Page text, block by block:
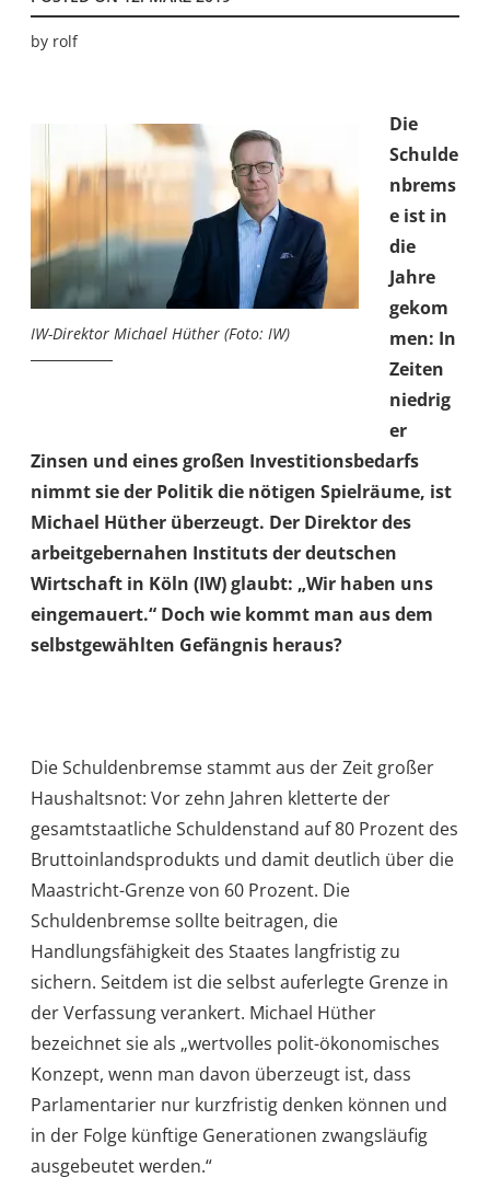
by rolf
IW-Direktor Michael Hüther (Foto: IW)
Die
Schulde
nbrems
e ist in
die
Jahre
gekom
men: In
Zeiten
niedrig
er
Zinsen und eines großen Investitionsbedarfs
nimmt sie der Politik die nötigen Spielräume, ist
Michael Hüther überzeugt. Der Direktor des
arbeitgebernahen Instituts der deutschen
Wirtschaft in Köln (IW) glaubt: „Wir haben uns
eingemauert.“ Doch wie kommt man aus dem
selbstgewählten Gefängnis heraus?
Die Schuldenbremse stammt aus der Zeit großer
Haushaltsnot: Vor zehn Jahren kletterte der
gesamtstaatliche Schuldenstand auf 80 Prozent des
Bruttoinlandsprodukts und damit deutlich über die
Maastricht-Grenze von 60 Prozent. Die
Schuldenbremse sollte beitragen, die
Handlungsfähigkeit des Staates langfristig zu
sichern. Seitdem ist die selbst auferlegte Grenze in
der Verfassung verankert. Michael Hüther
bezeichnet sie als „wertvolles polit-ökonomisches
Konzept, wenn man davon überzeugt ist, dass
Parlamentarier nur kurzfristig denken können und
in der Folge künftige Generationen zwangsläufig
ausgebeutet werden.“